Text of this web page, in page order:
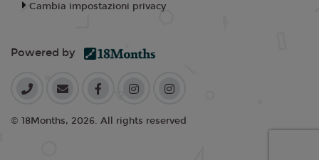
Cambia impostazioni privacy
Powered by
© 18Months, 2026. All rights reserved